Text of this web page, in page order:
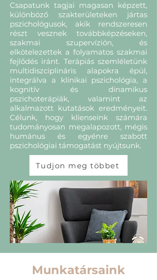
Csapatunk tagjai magasan képzett,
különböző szakterületeken jártas
pszichológusok, akik rendszeresen
részt vesznek továbbképzéseken,
szakmai szupervízión, és
elkötelezettek a folyamatos szakmai
fejlődés iránt. Terápiás szemléletünk
multidiszciplináris alapokra épül,
integrálva a klinikai pszichológia, a
kognitív és dinamikus
pszichoterápiák, valamint az
alkalmazott kutatások eredményeit.
Célunk, hogy klienseink számára
tudományosan megalapozott, mégis
humánus és egyénre szabott
pszichológiai támogatást nyújtsunk.
Tudjon meg többet
Munkatársaink